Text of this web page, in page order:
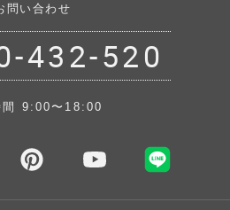
問い合わせ
432-520
間 9:00〜18:00